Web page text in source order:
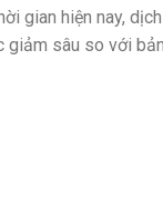
gian hiện nay,
giảm sâu so với